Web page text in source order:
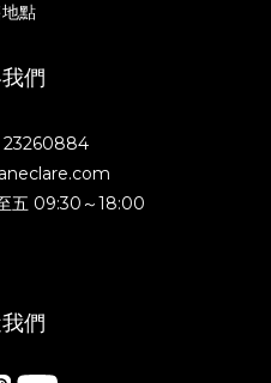
點
們
23260884
五 09:30～18:00
們